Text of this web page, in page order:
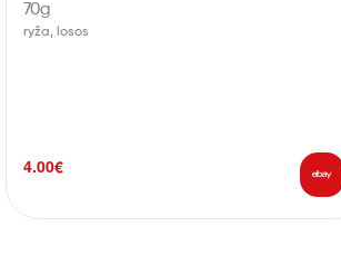
70g
ryža, losos
4.00€